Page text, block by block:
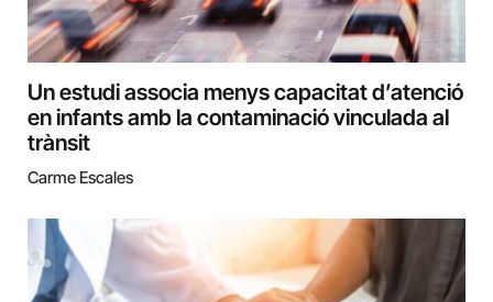
Un estudi associa menys capacitat d’atenció
en infants amb la contaminació vinculada al
trànsit
Carme Escales